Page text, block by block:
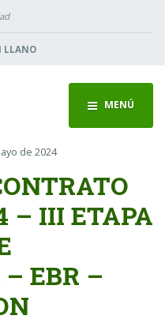
LLANO
MENÚ
de 2024
– III ETAPA
EBR –